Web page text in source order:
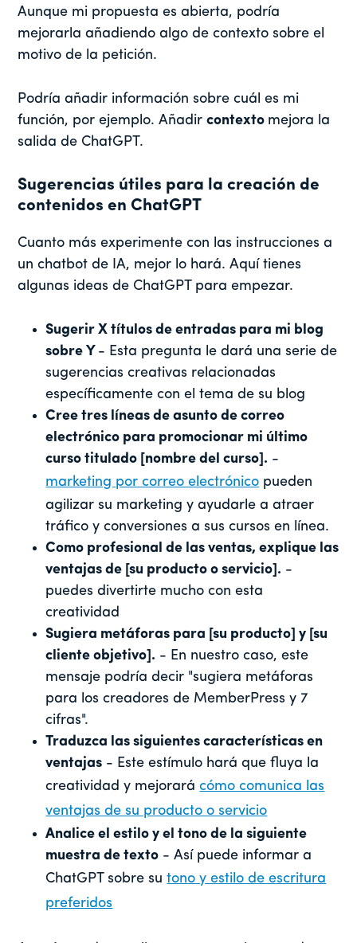
Aunque mi propuesta es abierta, podría
mejorarla añadiendo algo de contexto sobre el
motivo de la petición.
Podría añadir información sobre cuál es mi
función, por ejemplo. Añadircontexto mejora la
salida de ChatGPT.
Sugerencias útiles para la creación de
contenidos en ChatGPT
Cuanto más experimente con las instrucciones a
un chatbot de IA, mejor lo hará. Aquí tienes
algunas ideas de ChatGPT para empezar.
Sugerir X títulos de entradas para mi blog
sobre Y - Esta pregunta le dará una serie de
sugerencias creativas relacionadas
específicamente con el tema de su blog
Cree tres líneas de asunto de correo
electrónico para promocionar mi último
curso titulado [nombre del curso]. -
marketing por correo electrónico pueden
agilizar su marketing y ayudarle a atraer
tráfico y conversiones a sus cursos en línea.
Como profesional de las ventas, explique las
ventajas de [su producto o servicio]. -
puedes divertirte mucho con esta
creatividad
Sugiera metáforas para [su producto] y [su
cliente objetivo]. - En nuestro caso, este
mensaje podría decir "sugiera metáforas
para los creadores de MemberPress y 7
cifras".
Traduzca las siguientes características en
ventajas - Este estímulo hará que fluya la
creatividad y mejorarácómo comunica las
ventajas de su producto o servicio
Analice el estilo y el tono de la siguiente
muestra de texto - Así puede informar a
ChatGPT sobre sutono y estilo de escritura
preferidos